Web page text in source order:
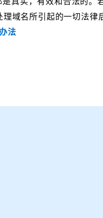
域名所引起的一切法律
法